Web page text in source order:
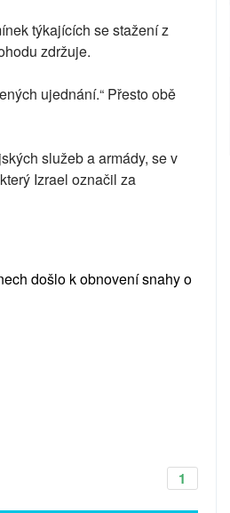
týkajících se stažení z
zdržuje.
ujednání.“ Přesto obě
služeb a armády, se v
Izrael označil za
došlo k obnovení snahy o
1